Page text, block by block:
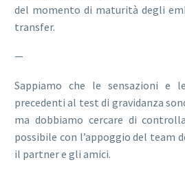
del momento di maturità degli
transfer.
—
Sappiamo che le sensazioni e
precedenti al test di gravidanza
ma dobbiamo cercare di
possibile con l’appoggio del team
il partner e gli amici.